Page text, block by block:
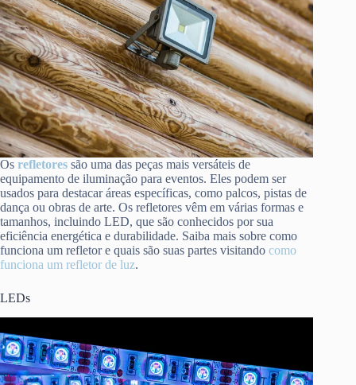
Os refletores são uma das peças mais versáteis de
equipamento de iluminação para eventos. Eles podem ser
usados para destacar áreas específicas, como palcos, pistas de
dança ou obras de arte. Os refletores vêm em várias formas e
tamanhos, incluindo LED, que são conhecidos por sua
eficiência energética e durabilidade. Saiba mais sobre como
funciona um refletor e quais são suas partes visitando como
funciona um refletor de luz.
LEDs